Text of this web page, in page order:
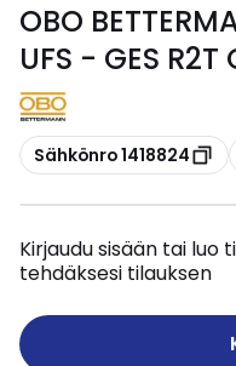
OBO
UFS - GES
Kopioi
Sähkönro 1418824
Kirjaudu sisään tai luo
tehdäksesi tilauksen